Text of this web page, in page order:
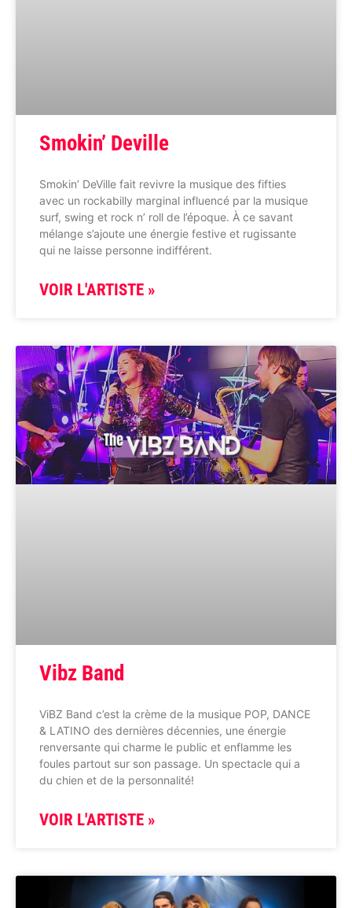
Smokin’ Deville
Smokin’ DeVille fait revivre la musique des fifties
avec un rockabilly marginal influencé par la musique
surf, swing et rock n’ roll de l’époque. À ce savant
mélange s’ajoute une énergie festive et rugissante
qui ne laisse personne indifférent.
VOIR L'ARTISTE »
Vibz Band
ViBZ Band c’est la crème de la musique POP, DANCE
& LATINO des dernières décennies, une énergie
renversante qui charme le public et enflamme les
foules partout sur son passage. Un spectacle qui a
du chien et de la personnalité!
VOIR L'ARTISTE »